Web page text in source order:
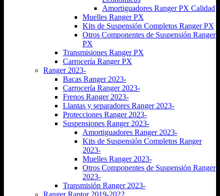
Amortiguadores Ranger PX Calidad
Muelles Ranger PX
Kits de Suspensión Completos Ranger PX
Otros Componentes de Suspensión Ranger
PX
Transmisiones Ranger PX
Carrocería Ranger PX
Ranger 2023-
Bacas Ranger 2023-
Carrocería Ranger 2023-
Frenos Ranger 2023-
Llantas y separadores Ranger 2023-
Protecciones Ranger 2023-
Suspensiones Ranger 2023-
Amortiguadores Ranger 2023-
Kits de Suspensión Completos Ranger
2023-
Muelles Ranger 2023-
Otros Componentes de Suspensión Ranger
2023-
Transmisión Ranger 2023-
Ranger Raptor 2019-2022